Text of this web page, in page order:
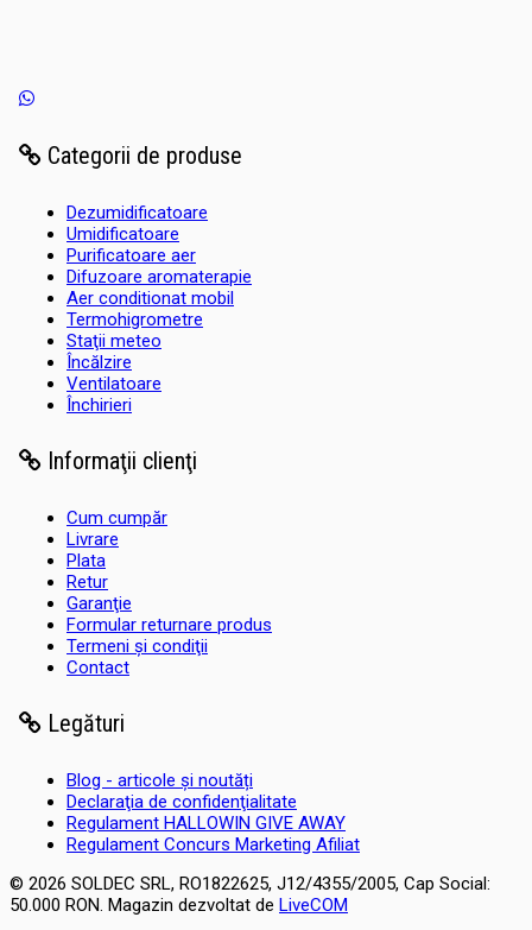
Categorii de produse
Dezumidificatoare
Umidificatoare
Purificatoare aer
Difuzoare aromaterapie
Aer conditionat mobil
Termohigrometre
Staţii meteo
Încălzire
Ventilatoare
Închirieri
Informaţii clienţi
Cum cumpăr
Livrare
Plata
Retur
Garanţie
Formular returnare produs
Termeni şi condiţii
Contact
Legături
Blog - articole și noutăți
Declaraţia de confidenţialitate
Regulament HALLOWIN GIVE AWAY
Regulament Concurs Marketing Afiliat
© 2026 SOLDEC SRL, RO1822625, J12/4355/2005, Cap Social:
50.000 RON. Magazin dezvoltat de LiveCOM